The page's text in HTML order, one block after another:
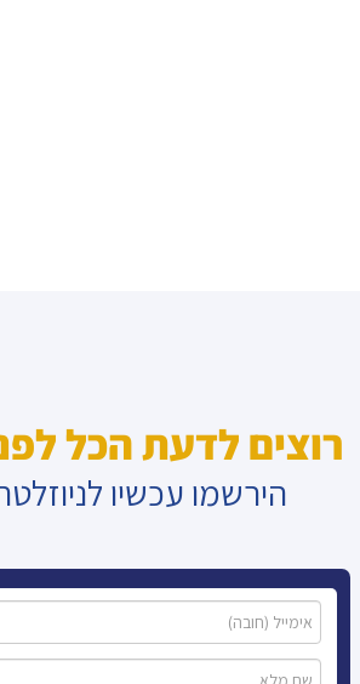
רוצים לדעת הכל
הירשמו עכשיו